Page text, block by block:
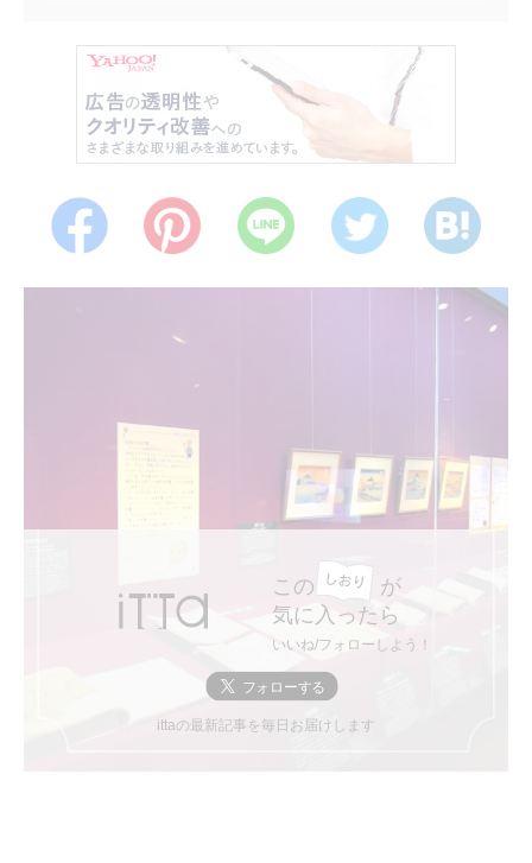
この
が
気に入ったら
いいね/フォローしよう！
ittaの最新記事を毎日お届けします